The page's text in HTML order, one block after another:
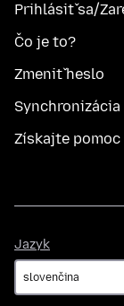
Prihlásiť sa/
Čo je to?
Zmeniť heslo
Získajte pomoc
Jazyk